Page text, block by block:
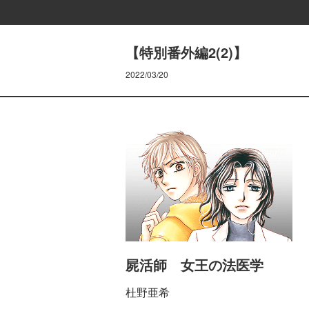
【特別番外編2(2)】
2022/03/20
屍活師 女王の法医学
杜野亜希